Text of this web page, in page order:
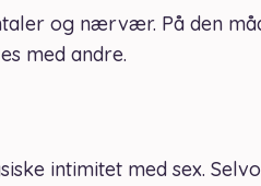
og nærvær. På den
med andre.
intimitet med sex.